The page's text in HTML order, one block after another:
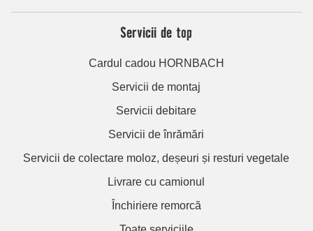
Servicii de top
Cardul cadou HORNBACH
Servicii de montaj
Servicii debitare
Servicii de înrămări
Servicii de colectare moloz, deșeuri și resturi vegetale
Livrare cu camionul
Închiriere remorcă